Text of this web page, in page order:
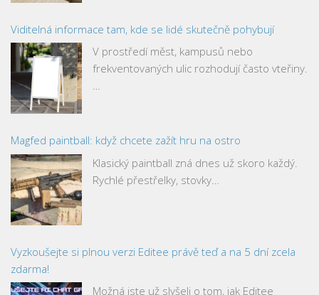
Viditelná informace tam, kde se lidé skutečně pohybují
V prostředí měst, kampusů nebo
frekventovaných ulic rozhodují často vteřiny.
…
Magfed paintball: když chcete zažít hru na ostro
Klasický paintball zná dnes už skoro každý.
Rychlé přestřelky, stovky…
Vyzkoušejte si plnou verzi Editee právě teď a na 5 dní zcela
zdarma!
Možná jste už slyšeli o tom, jak Editee